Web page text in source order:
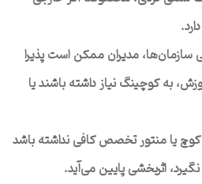
مدیران ممکن است پذیرا
به کوچینگ نیاز داشته باشند یا
یا منتور تخصص کافی نداشته باشد
اثربخشی پایین می‌آید.